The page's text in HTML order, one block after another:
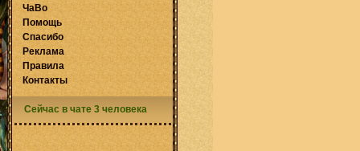
ЧаВо
Помощь
Спасибо
Реклама
Правила
Контакты
Сейчас в чате 3 человека